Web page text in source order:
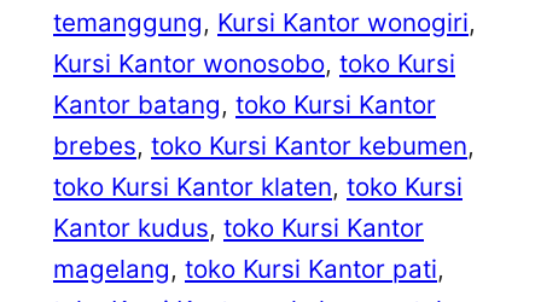
temanggung, Kursi Kantor wonogiri
Kursi Kantor wonosobo, toko Kursi
Kantor batang, toko Kursi Kantor
brebes, toko Kursi Kantor kebumen
toko Kursi Kantor klaten, toko Kursi
Kantor kudus, toko Kursi Kantor
magelang, toko Kursi Kantor pati